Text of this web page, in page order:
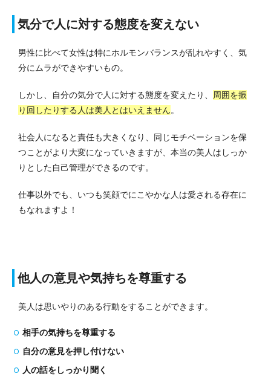
気分で人に対する態度を変えない
男性に比べて女性は特にホルモンバランスが乱れやすく、気
分にムラができやすいもの。
しかし、自分の気分で人に対する態度を変えたり、
周囲を振
り回したりする人は美人とはいえません。
社会人になると責任も大きくなり、同じモチベーションを保
つことがより大変になっていきますが、本当の美人はしっか
りとした自己管理ができるのです。
仕事以外でも、いつも笑顔でにこやかな人は愛される存在に
もなれますよ！
他人の意見や気持ちを尊重する
美人は思いやりのある行動をすることができます。
相手の気持ちを尊重する
自分の意見を押し付けない
人の話をしっかり聞く